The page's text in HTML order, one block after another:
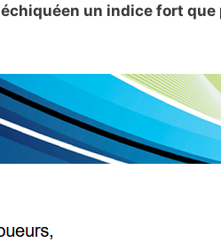
un indice fort